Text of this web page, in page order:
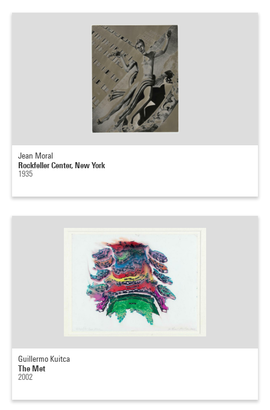
Jean Moral
Rockfeller Center, New York
1935
Guillermo Kuitca
The Met
2002